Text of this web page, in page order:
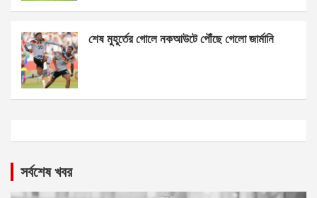
শেষ মুহূর্তের গোলে নকআউটে পৌঁছে গেলো জার্মানি
সর্বশেষ খবর